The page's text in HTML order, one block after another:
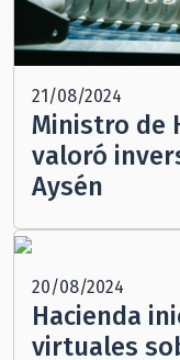
21/08/2024
Ministro de
valoró
Aysén
20/08/2024
Hacienda
virtuales